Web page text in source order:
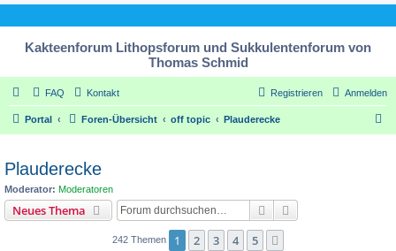
Kakteenforum Lithopsforum und Sukkulentenforum von
Thomas Schmid
FAQ Kontakt Anmelden
Registrieren
Portal Foren-Übersicht off topic Plauderecke
Plauderecke
Moderator: Moderatoren
Neues Thema Suche
242 Themen 1 2 3 4 5